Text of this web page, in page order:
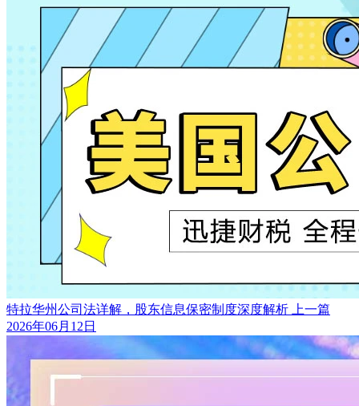
特拉华州公司法详解，股东信息保密制度深度解析
上一篇
2026年06月12日